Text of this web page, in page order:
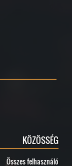
KÖZÖSSÉG
Összes felhasználó